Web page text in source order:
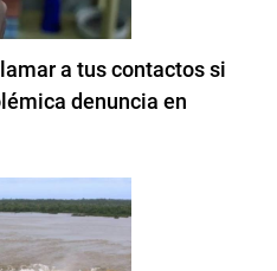
a tus contactos si
denuncia en